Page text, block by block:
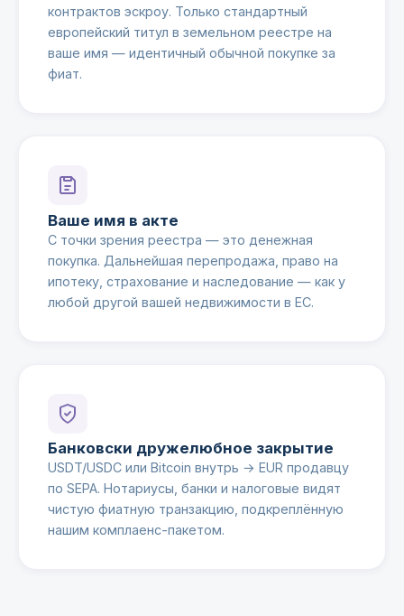
контрактов эскроу. Только стандартный
европейский титул в земельном реестре на
ваше имя — идентичный обычной покупке за
фиат.
Ваше имя в акте
С точки зрения реестра — это денежная
покупка. Дальнейшая перепродажа, право на
ипотеку, страхование и наследование — как у
любой другой вашей недвижимости в ЕС.
Банковски дружелюбное закрытие
USDT/USDC или Bitcoin внутрь → EUR продавцу
по SEPA. Нотариусы, банки и налоговые видят
чистую фиатную транзакцию, подкреплённую
нашим комплаенс-пакетом.